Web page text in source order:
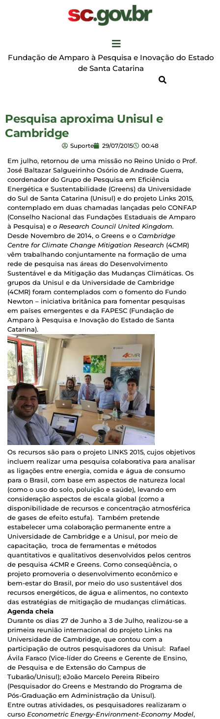
Fundação de Amparo à Pesquisa e Inovação do Estado
de Santa Catarina
Pesquisa aproxima Unisul e
Cambridge
Suporte 29/07/2015 00:48
Em julho, retornou de uma missão no Reino Unido o Prof.
José Baltazar Salgueirinho Osório de Andrade Guerra,
coordenador do Grupo de Pesquisa em Eficiência
Energética e Sustentabilidade (Greens) da Universidade
do Sul de Santa Catarina (Unisul) e do projeto Links 2015,
contemplado em duas chamadas lançadas pelo CONFAP
(Conselho Nacional das Fundações Estaduais de Amparo
à Pesquisa) e o Research Council United Kingdom.
Desde Novembro de 2014, o Greens e o Cambridge
Centre for Climate Change Mitigation Research (4CMR)
vêm trabalhando conjuntamente na formação de uma
rede de pesquisa nas áreas do Desenvolvimento
Sustentável e da Mitigação das Mudanças Climáticas. Os
grupos da Unisul e da Universidade de Cambridge
(4CMR) foram contemplados com o fomento do Fundo
Newton – iniciativa britânica para fomentar pesquisas
em países emergentes e da FAPESC (Fundação de
Amparo à Pesquisa e Inovação do Estado de Santa
Catarina).
Os recursos são para o projeto LINKS 2015, cujos objetivos
incluem realizar uma pesquisa colaborativa para analisar
as ligações entre energia, comida e água de consumo
para o Brasil, com base em aspectos de natureza local
(como o uso do solo, poluição e saúde), levando em
consideração aspectos de escala global (como a
disponibilidade de recursos e concentração atmosférica
de gases de efeito estufa). Também pretende
estabelecer uma colaboração permanente entre a
Universidade de Cambridge e a Unisul, por meio de
capacitação, troca de ferramentas e métodos
quantitativos e qualitativos desenvolvidos pelos centros
de pesquisa 4CMR e Greens. Como conseqüência, o
projeto promoveria o desenvolvimento econômico e
bem-estar do Brasil, por meio do uso sustentável dos
recursos energéticos, de água e alimentos, no contexto
das estratégias de mitigação de mudanças climáticas.
Agenda cheia
Durante os dias 27 de Junho a 3 de Julho, realizou-se a
primeira reunião internacional do projeto Links na
Universidade de Cambridge, que contou com a
participação de outros pesquisadores da Unisul: Rafael
Ávila Faraco (Vice-líder do Greens e Gerente de Ensino,
de Pesquisa e de Extensão do Campus de
Tubarão/Unisul); eJoão Marcelo Pereira Ribeiro
(Pesquisador do Greens e Mestrando do Programa de
Pós-Graduação em Administração da Unisul).
Entre outras atividades, os pesquisadores realizaram o
curso Econometric Energy-Environment-Economy Model,